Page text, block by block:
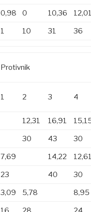
0,98 0 10,36
1 10 31 36
Protivnik
1 2 3 4
12,31 16,91
30 43 30
7,69 14,22
23 40 30
3,09 5,78 8,95